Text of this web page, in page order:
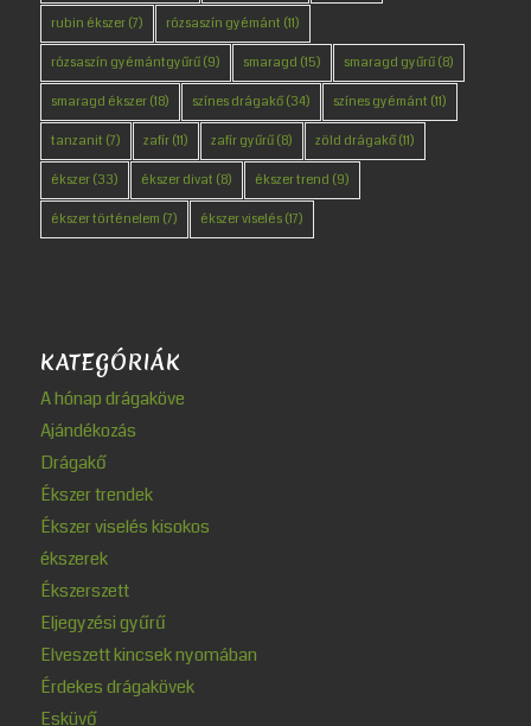
rubin ékszer(7) rózsaszín gyémánt (11)
rózsaszín gyémántgyűrű(9) smaragd (15) smaragd gyűrű(8)
smaragd ékszer(18) színes drágakő(34) színes gyémánt (11)
tanzanit (7) zafír(11) zafír gyűrű(8) zöld drágakő(11)
ékszer(33) ékszer divat (8) ékszer trend (9)
ékszer történelem (7) ékszer viselés(17)
KATEGÓRIÁK
A hónap drágaköve
Ajándékozás
Drágakő
Ékszer trendek
Ékszer viselés kisokos
ékszerek
Ékszerszett
Eljegyzési gyűrű
Elveszett kincsek nyomában
Érdekes drágakövek
Esküvő